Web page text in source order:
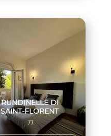
RUNDINELLE DI
SAINT-FLORENT
T1